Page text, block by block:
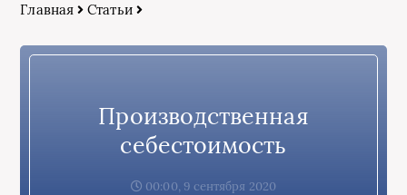
Главная Статьи
Производственная
себестоимость
00:00, 9 сентября 2020